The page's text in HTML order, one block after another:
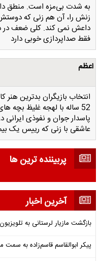
به شدت بی‌مزه است. منطق
زنش را، آن هم زنی که دوستش
داعش نمی کند. کلی ضعف در
فقط صداپردازی خوبی دارد
اعظم
انتخاب بازیگران بدترین
52 ساله با لهجه غلیظ بچه
پاسدار جوان و نفوذی
عاشقی با زنی که رییس یک
پربیننده ترین ها
آخرین اخبار
بازگشت مازیار لرستانی به تلویزیون
پیکر ابوالقاسم قاسم‌زاده به سمت